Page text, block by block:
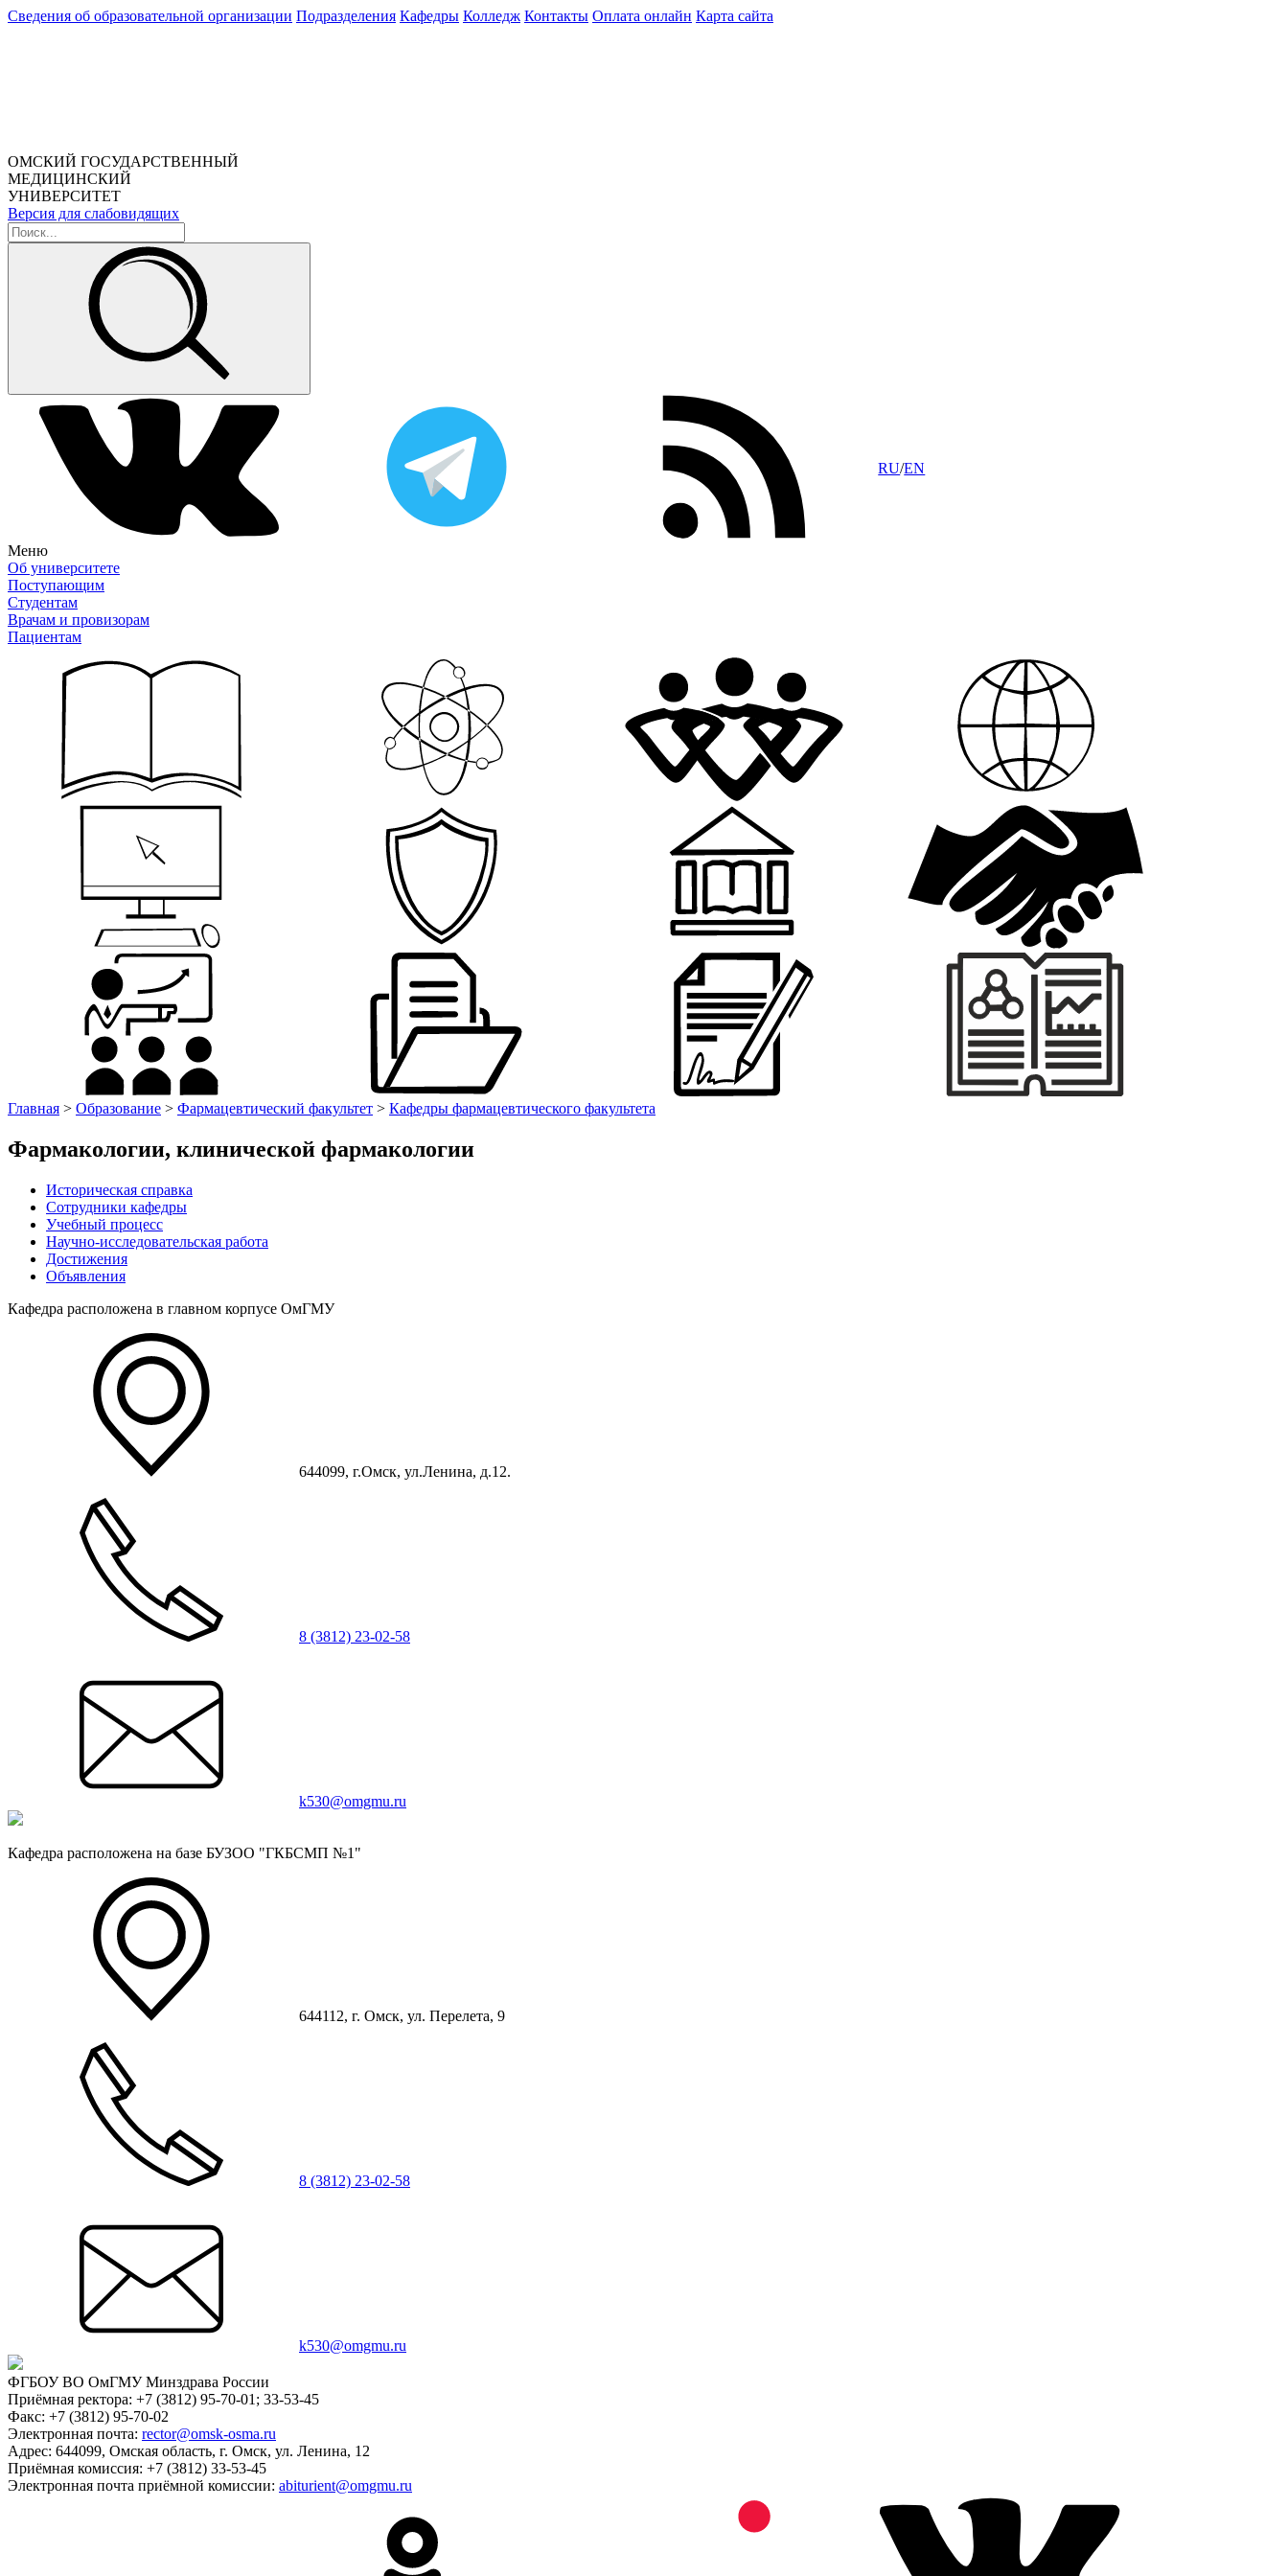
Сведения об образовательной организации Подразделения Кафедры Колледж Контакты Оплата онлайн Карта сайта
ОМСКИЙ ГОСУДАРСТВЕННЫЙ
МЕДИЦИНСКИЙ
УНИВЕРСИТЕТ
Версия для слабовидящих
RU/EN
Меню
Об университете
Поступающим
Студентам
Врачам и провизорам
Пациентам
Главная > Образование > Фармацевтический факультет > Кафедры фармацевтического факультета
Фармакологии, клинической фармакологии
Историческая справка
Сотрудники кафедры
Учебный процесс
Научно-исследовательская работа
Достижения
Объявления
Кафедра расположена в главном корпусе ОмГМУ
644099, г.Омск, ул.Ленина, д.12.
8 (3812) 23-02-58
k530@omgmu.ru
Кафедра расположена на базе БУЗОО "ГКБСМП №1"
644112, г. Омск, ул. Перелета, 9
8 (3812) 23-02-58
k530@omgmu.ru
ФГБОУ ВО ОмГМУ Минздрава России
Приёмная ректора: +7 (3812) 95-70-01; 33-53-45
Факс: +7 (3812) 95-70-02
Электронная почта: rector@omsk-osma.ru
Адрес: 644099, Омская область, г. Омск, ул. Ленина, 12
Приёмная комиссия: +7 (3812) 33-53-45
Электронная почта приёмной комиссии: abiturient@omgmu.ru